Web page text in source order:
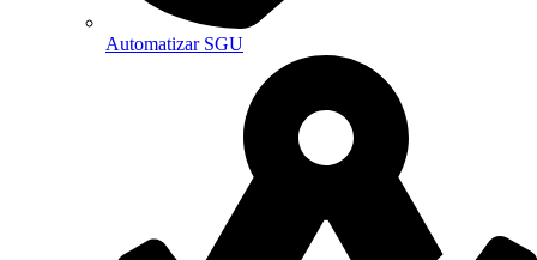
Automatizar SGU